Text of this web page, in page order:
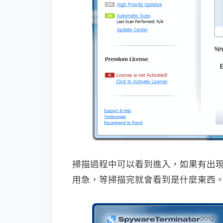
掃描過程中可以看到進入，如果有出
用急，等掃描完就會看到是什麼東西